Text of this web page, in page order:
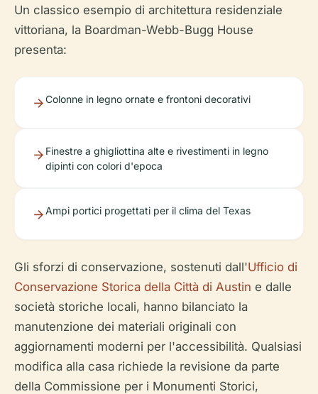
Un classico esempio di architettura residenziale
vittoriana, la Boardman-Webb-Bugg House
presenta:
Colonne in legno ornate e frontoni decorativi
Finestre a ghigliottina alte e rivestimenti in legno
dipinti con colori d'epoca
Ampi portici progettati per il clima del Texas
Gli sforzi di conservazione, sostenuti dall'Ufficio di
Conservazione Storica della Città di Austin e dalle
società storiche locali, hanno bilanciato la
manutenzione dei materiali originali con
aggiornamenti moderni per l'accessibilità. Qualsiasi
modifica alla casa richiede la revisione da parte
della Commissione per i Monumenti Storici,